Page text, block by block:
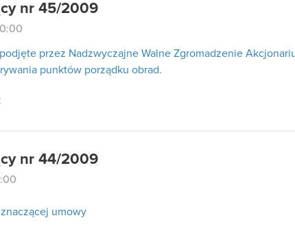
nr 45/2009
przez Nadzwyczajne Walne Zgromadzenie
punktów porządku obrad.
nr 44/2009
umowy